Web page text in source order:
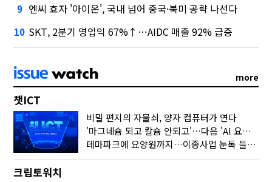
9 엔씨 효자 '아이온', 국내 넘어 중국·북미 공략 나선다
10 SKT, 2분기 영업익 67%↑…AIDC 매출 92% 급증
more
챗ICT
비밀 편지의 자물쇠, 양자 컴퓨터가 연다
'마그네슘 되고 칼슘 안되고'…다음 'AI 요약' 갈 길은
테마파크에 요양원까지…이종사업 눈독 들이는 게임사
크립토워치